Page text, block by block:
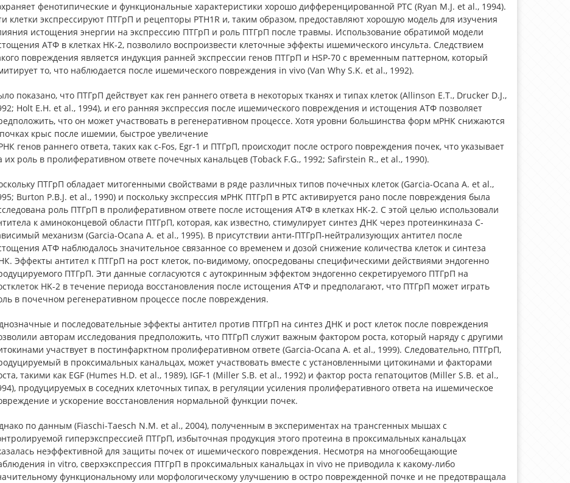
фенотипические и функциональные характеристики хорошо дифференцированной PTC (Ryan M.J. et al., 1994).
клетки экспрессируют ПТГрП и рецепторы PTH1R и, таким образом, предоставляют хорошую модель для изучения
истощения энергии на экспрессию ПТГрП и роль ПТГрП после травмы. Использование обратимой модели
АТФ в клетках HK-2, позволило воспроизвести клеточные эффекты ишемического инсульта. Следствием
повреждения является индукция ранней экспрессии генов ПТГрП и HSP-70 с временным паттерном, который
то, что наблюдается после ишемического повреждения in vivo (Van Why S.K. et al., 1992).
показано, что ПТГрП действует как ген раннего ответа в некоторых тканях и типах клеток (Allinson E.T., Drucker D.J.,
Holt E.H. et al., 1994), и его ранняя экспрессия после ишемического повреждения и истощения АТФ позволяет
что он может участвовать в регенеративном процессе. Хотя уровни большинства форм мРНК снижаются
крыс после ишемии, быстрое увеличение
генов раннего ответа, таких как c-Fos, Egr-1 и ПТГрП, происходит после острого повреждения почек, что указывает
их роль в пролиферативном ответе почечных канальцев (Toback F.G., 1992; Safirstein R., et al., 1990).
ПТГрП обладает митогенными свойствами в ряде различных типов почечных клеток (Garcia-Ocana A. et al.,
Burton P.B.J. et al., 1990) и поскольку экспрессия мРНК ПТГрП в PTC активируется рано после повреждения была
роль ПТГрП в пролиферативном ответе после истощения АТФ в клетках HK-2. С этой целью использовали
к аминоконцевой области ПТГрП, которая, как известно, стимулирует синтез ДНК через протеинкиназа C-
механизм (Garcia-Ocana A. et al., 1995). В присутствии анти-ПТГрП-нейтрализующих антител после
АТФ наблюдалось значительное связанное со временем и дозой снижение количества клеток и синтеза
Эффекты антител к ПТГрП на рост клеток, по-видимому, опосредованы специфическими действиями эндогенно
ПТГрП. Эти данные согласуются с аутокринным эффектом эндогенно секретируемого ПТГрП на
HK-2 в течение периода восстановления после истощения АТФ и предполагают, что ПТГрП может играть
в почечном регенеративном процессе после повреждения.
и последовательные эффекты антител против ПТГрП на синтез ДНК и рост клеток после повреждения
авторам исследования предположить, что ПТГрП служит важным фактором роста, который наряду с другими
участвует в постинфарктном пролиферативном ответе (Garcia-Ocana A. et al., 1999). Следовательно, ПТГрП,
в проксимальных канальцах, может участвовать вместе с установленными цитокинами и факторами
такими как EGF (Humes H.D. et al., 1989), IGF-1 (Miller S.B. et al., 1992) и фактор роста гепатоцитов (Miller S.B. et al.,
продуцируемых в соседних клеточных типах, в регуляции усиления пролиферативного ответа на ишемическое
и ускорение восстановления нормальной функции почек.
по данным (Fiaschi-Taesch N.M. et al., 2004), полученным в экспериментах на трансгенных мышах с
гиперэкспрессией ПТГрП, избыточная продукция этого протеина в проксимальных канальцах
неэффективной для защиты почек от ишемического повреждения. Несмотря на многообещающие
in vitro, сверхэкспрессия ПТГрП в проксимальных канальцах in vivo не приводила к какому-либо
функциональному или морфологическому улучшению в остро поврежденной почке и не предотвращала